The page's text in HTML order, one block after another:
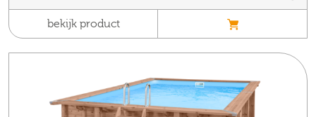
bekijk product